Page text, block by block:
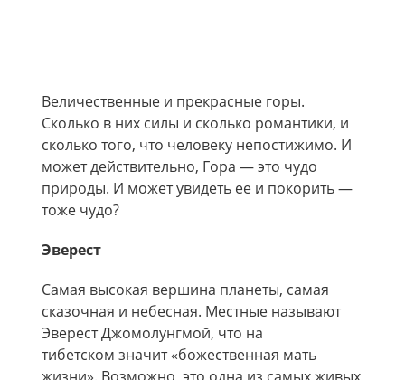
Величественные и прекрасные горы.
Сколько в них силы и сколько романтики, и
сколько того, что человеку непостижимо. И
может действительно, Гора — это чудо
природы. И может увидеть ее и покорить —
тоже чудо?
Эверест
Самая высокая вершина планеты, самая
сказочная и небесная. Местные называют
Эверест Джомолунгмой, что на
тибетском значит «божественная мать